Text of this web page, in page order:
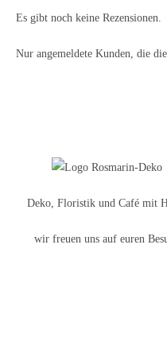
Es gibt noch keine Rezensionen.
Nur angemeldete Kunden, die
Deko, Floristik und Café mit
wir freuen uns auf euren